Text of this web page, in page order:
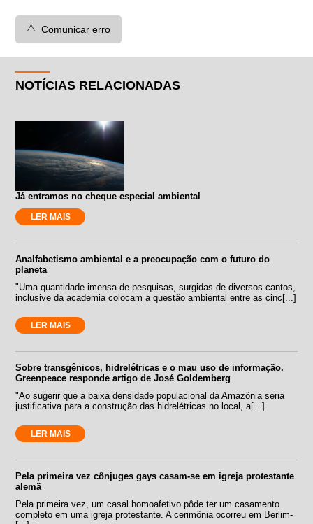
⚠️ Comunicar erro
NOTÍCIAS RELACIONADAS
Já entramos no cheque especial ambiental
LER MAIS
Analfabetismo ambiental e a preocupação com o futuro do
planeta
"Uma quantidade imensa de pesquisas, surgidas de diversos cantos,
inclusive da academia colocam a questão ambiental entre as cinc[...]
LER MAIS
Sobre transgênicos, hidrelétricas e o mau uso de informação.
Greenpeace responde artigo de José Goldemberg
"Ao sugerir que a baixa densidade populacional da Amazônia seria
justificativa para a construção das hidrelétricas no local, a[...]
LER MAIS
Pela primeira vez cônjuges gays casam-se em igreja protestante
alemã
Pela primeira vez, um casal homoafetivo pôde ter um casamento
completo em uma igreja protestante. A cerimônia ocorreu em Berlim-